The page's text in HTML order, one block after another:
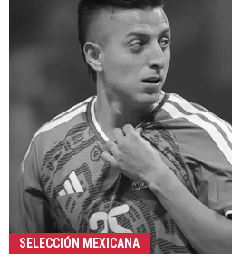
SELECCIÓN MEXICANA